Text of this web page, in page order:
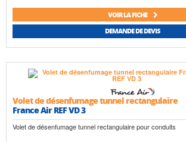
VOIR LA FICHE
DEMANDE DE DEVIS
Volet de désenfumage tunnel rectangulaire
France Air REF VD 3
Volet de désenfumage tunnel rectangulaire pour conduits